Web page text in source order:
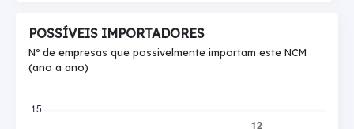
POSSÍVEIS IMPORTADORES
Nº de empresas que possivelmente importam este NCM
(ano a ano)